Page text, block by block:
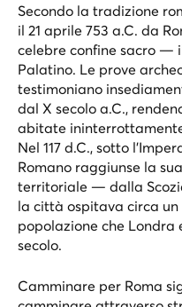
Secondo la tradizione
il 21 aprile 753 a.C. da
celebre confine sacro —
Palatino. Le prove
testimoniano
dal X secolo a.C.,
abitate
Nel 117 d.C., sotto
Romano raggiunse la
territoriale — dalla
la città ospitava circa un
popolazione che Londra
secolo.
Camminare per Roma